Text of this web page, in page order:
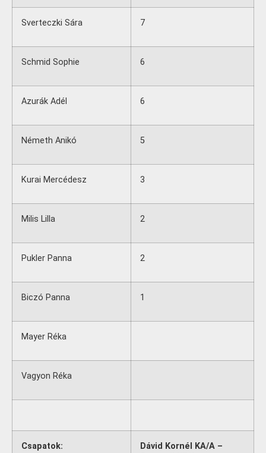
Sverteczki Sára 7
Schmid Sophie 6
Azurák Adél 6
Németh Anikó 5
Kurai Mercédesz 3
Milis Lilla 2
Pukler Panna 2
Biczó Panna 1
Mayer Réka
Vagyon Réka
Csapatok:
Dávid Kornél KA/A –